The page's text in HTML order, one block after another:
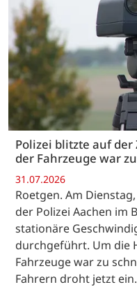
Polizei blitzte auf
der Fahrzeuge war
31.07.2026
Roetgen. Am
der Polizei Aachen im
stationäre
durchgeführt. Um die
Fahrzeuge war zu
Fahrern droht jetzt